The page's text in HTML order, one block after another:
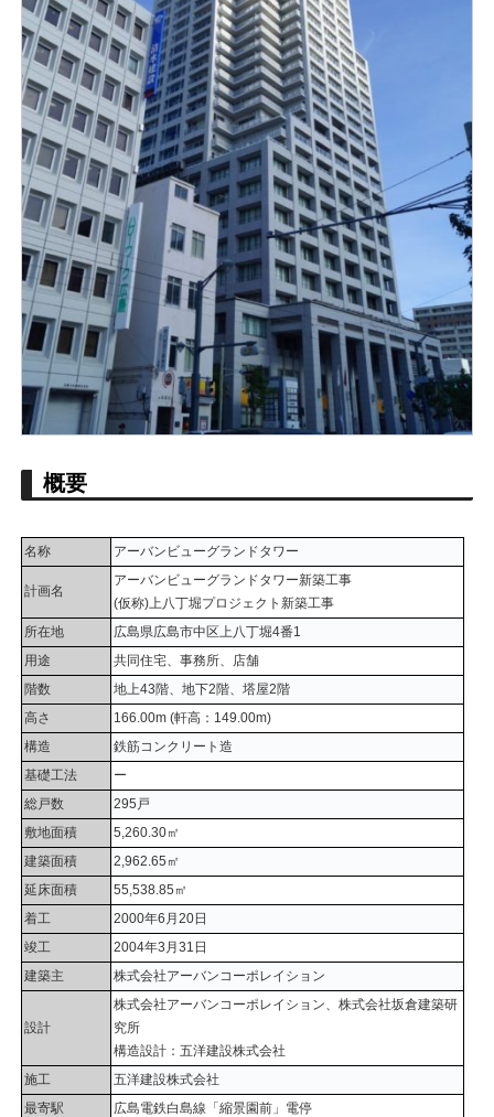
概要
名称 アーバンビューグランドタワー
計画名
アーバンビューグランドタワー新築工事
(仮称)上八丁堀プロジェクト新築工事
所在地
広島県広島市中区上八丁堀4番1
用途
共同住宅、事務所、店舗
階数
地上43階、地下2階、塔屋2階
高さ
166.00m (軒高：149.00m)
構造
鉄筋コンクリート造
基礎工法
ー
総戸数
295戸
敷地面積
5,260.30㎡
建築面積
2,962.65㎡
延床面積
55,538.85㎡
着工
2000年6月20日
竣工
2004年3月31日
建築主
株式会社アーバンコーポレイション
設計
株式会社アーバンコーポレイション、株式会社坂倉建築研
究所
構造設計：五洋建設株式会社
施工
五洋建設株式会社
最寄駅
広島電鉄白島線「縮景園前」電停